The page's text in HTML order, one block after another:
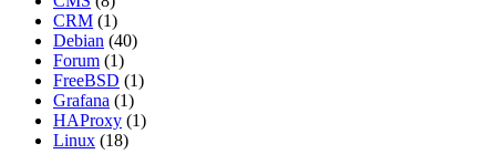
CRM (1)
Debian (40)
Forum (1)
FreeBSD (1)
Grafana (1)
HAProxy (1)
Linux (18)